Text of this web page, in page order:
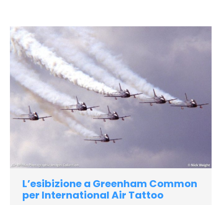
L’esibizione a Greenham Common
per International Air Tattoo